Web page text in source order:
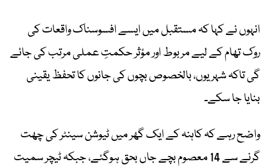
انہوں نے کہا کہ مستقبل میں ایسے افسوسناک واقعات کی
روک تھام کے لیے مربوط اور مؤثر حکمتِ عملی مرتب کی جائے
گی تاکہ شہریوں، بالخصوص بچوں کی جانوں کا تحفظ یقینی
بنایا جا سکے۔
واضح رہے کہ کاہنہ کے ایک گھر میں ٹیوشن سینٹر کی چھت
گرنے سے 14 معصوم بچے جاں بحق ہوگئے، جبکہ ٹیچر سمیت